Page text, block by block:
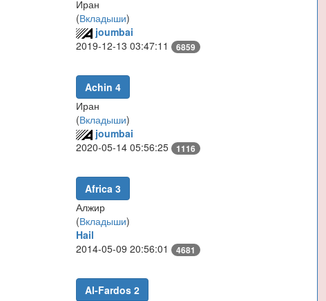
Иран
(Вкладыши)
joumbai
2019-12-13 03:47:11
6859
Achin 4
Иран
(Вкладыши)
joumbai
2020-05-14 05:56:25
1116
Africa 3
Алжир
(Вкладыши)
Hail
2014-05-09 20:56:01
4681
Al-Fardos 2